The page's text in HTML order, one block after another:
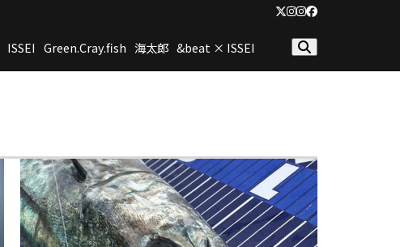
Twitter
Instagram
Instagram(2nd)
Facebook
ISSEI Green.Cray.fish 海太郎 &beat × ISSEI